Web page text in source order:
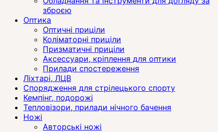
зброєю
Оптика
Оптичні приціли
Коліматорні приціли
Призматичні приціли
Аксессуари, кріплення для оптики
Прилади спостереження
Ліхтарі, ЛЦВ
Спорядження для стрілецького спорту
Кемпінг, подорожі
Тепловізори, прилади нічного бачення
Ножі
Авторські ножі